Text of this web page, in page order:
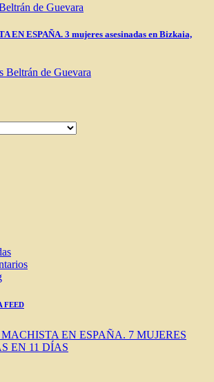
de Guevara
EN ESPAÑA. 3 mujeres asesinadas en Bizkaia,
Beltrán de Guevara
FEED
EN ESPAÑA. 7 MUJERES
EN 11 DÍAS